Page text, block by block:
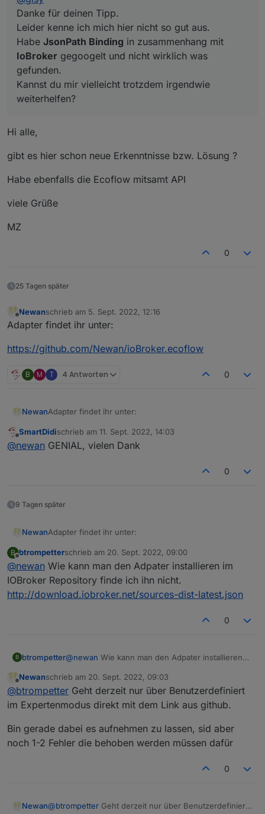
weiterhelfen?
Danke für deinen Tipp.
Leider kenne ich mich hier nicht so gut aus.
Habe JsonPath Binding in zusammenhang mit
IoBroker gegoogelt und nicht wirklich was
gefunden.
Kannst du mir vielleicht trotzdem irgendwie
weiterhelfen?
Hi alle,
gibt es hier schon neue Erkenntnisse bzw. Lösung ?
Habe ebenfalls die Ecoflow mitsamt API
viele Grüße
MZ
0
25 Tagen später
Offline
Newanschrieb am 5. Sept. 2022, 12:16
zuletzt editiert von
Adapter findet ihr unter:
https://github.com/Newan/ioBroker.ecoflow
B M T 4 Antworten 0
NewanAdapter findet ihr unter:
https://github.com/Newan/ioBroker.ecoflow
SmartDidischrieb am 11. Sept. 2022, 14:03
zuletzt editiert von
@newan GENIAL, vielen Dank
0
9 Tagen später
NewanAdapter findet ihr unter:
https://github.com/Newan/ioBroker.ecoflow
B btrompetterschrieb am 20. Sept. 2022, 09:00
zuletzt editiert von
@newan Wie kann man den Adpater installieren im
IOBroker Repository finde ich ihn nicht.
http://download.iobroker.net/sources-dist-latest.json
0
B btrompetter@newan Wie kann man den Adpater installieren
http://download.iobroker.net/sources-dist-
latest.json
Offline
Newanschrieb am 20. Sept. 2022, 09:03
zuletzt editiert von
@btrompetter Geht derzeit nur über Benutzerdefiniert
im Expertenmodus direkt mit dem Link aus github.
Bin gerade dabei es aufnehmen zu lassen, sid aber
noch 1-2 Fehler die behoben werden müssen dafür
0
Newan@btrompetter Geht derzeit nur über Benutzerdefiniert